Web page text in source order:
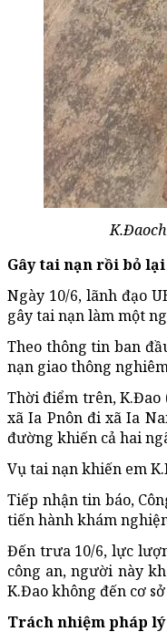
Gây tai nạn rồi bỏ
Ngày 10/6, lãnh đạo
gây tai nạn làm một
Theo thông tin ban
nạn giao thông
Thời điểm trên, K.Đao
xã Ia Pnôn đi xã Ia
đường khiến cả hai
Vụ tai nạn khiến em
Tiếp nhận tin báo,
tiến hành khám
Đến trưa 10/6, lực
công an, người này
K.Đao không đến cơ
Trách nhiệm pháp lý